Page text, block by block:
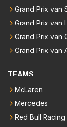
Grand Prix van
Grand Prix van
Grand Prix van
Grand Prix van
TEAMS
McLaren
Mercedes
Red Bull Racing